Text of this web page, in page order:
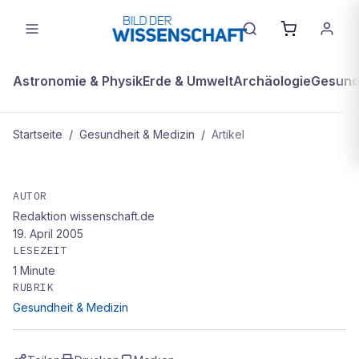
Astronomie & PhysikErde & UmweltArchäologie
Startseite / Gesundheit & Medizin / Artikel
Lichtblick
AUTOR
Redaktion wissenschaft.de
19. April 2005
LESEZEIT
1 Minute
RUBRIK
Gesundheit & Medizin